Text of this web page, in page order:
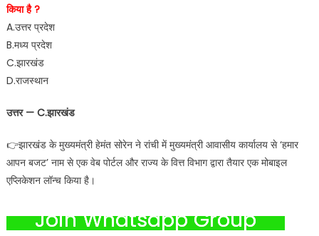
किया है ?
A.उत्तर प्रदेश
B.मध्य प्रदेश
C.झारखंड
D.राजस्थान
उत्तर — C.झारखंड
👉झारखंड के मुख्यमंत्री हेमंत सोरेन ने रांची में मुख्यमंत्री आवासीय कार्यालय से ‘हमार
आपन बजट’ नाम से एक वेब पोर्टल और राज्य के वित्त विभाग द्वारा तैयार एक मोबाइल
एप्लिकेशन लॉन्च किया है।
Join Whatsapp Group